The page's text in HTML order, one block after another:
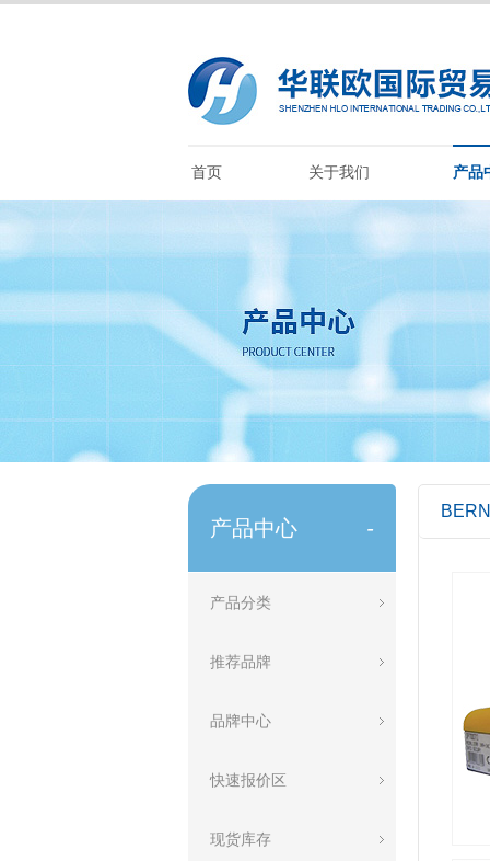
首页 关于我们 产品
产品中心 -
产品分类
推荐品牌
品牌中心
快速报价区
现货库存